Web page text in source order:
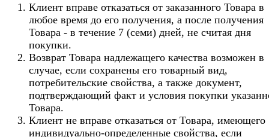
Клиент вправе отказаться от заказанного Товара в
любое время до его получения, а после получения
Товара - в течение 7 (семи) дней, не считая дня
покупки.
Возврат Товара надлежащего качества возможен в
случае, если сохранены его товарный вид,
потребительские свойства, а также документ,
подтверждающий факт и условия покупки
Товара.
Клиент не вправе отказаться от Товара, имеющего
индивидуально-определенные свойства, если